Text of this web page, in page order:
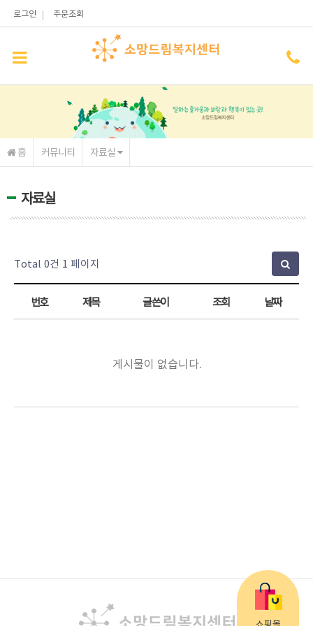
로그인 주문조회
홈 커뮤니티 자료실
자료실
Total 0건 1 페이지
번호 제목 글쓴이 조회 날짜
게시물이 없습니다.